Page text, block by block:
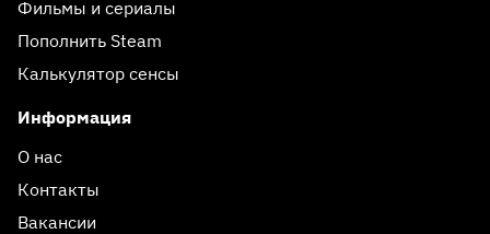
Фильмы и сериалы
Пополнить Steam
Калькулятор сенсы
Информация
О нас
Контакты
Вакансии